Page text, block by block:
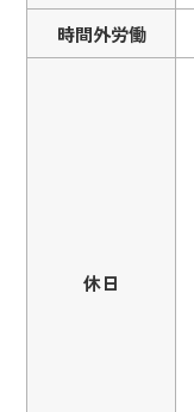
時間外労働
休日